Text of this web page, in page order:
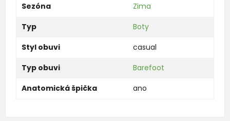
Sezóna
Zima
Typ
Boty
Styl obuvi
casual
Typ obuvi
Barefoot
Anatomická špička
ano